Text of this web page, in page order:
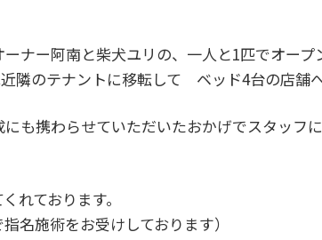
ナー阿南と柴犬ユリの、一人と1匹でオー
隣のテナントに移転して ベッド4台の店舗
も携わらせていただいたおかげでスタッフ
れております。
名施術をお受けしております）